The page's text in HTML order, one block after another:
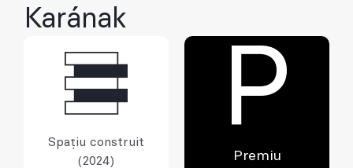
Karának
Spațiu construit
(2024)
P
Premiu